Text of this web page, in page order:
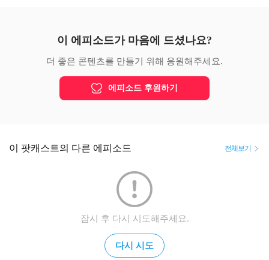
이 에피소드가 마음에 드셨나요?
더 좋은 콘텐츠를 만들기 위해 응원해주세요.
에피소드 후원하기
이 팟캐스트의 다른 에피소드 전체보기
잠시 후 다시 시도해주세요.
다시 시도